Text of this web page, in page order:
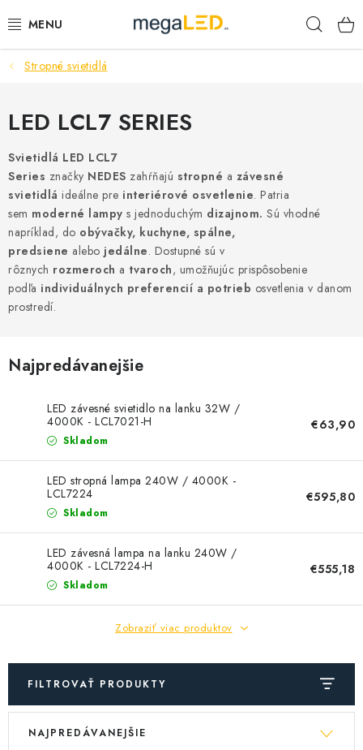
na
PRIEMYSEL
SVIETIDLÁ
ŽIAROVKY A TRUBICE
PRACOVNÉ SVIETIDLÁ
ELEKTROMATERIÁL
VENTILÁTORY
SOLÁRNE SYSTÉMY
SEZÓNNE VÝPREDAJE POĽNOPOTREBY
DOM A ZÁHRADA
OBCHODNÉ PODMIENKY
KONTAKTY
Reklamácie a formulár na odstúpenie od zmluvy
Stropné svietidlá
LED LCL7 SERIES
Svietidlá LED LCL7
Series značky NEDES zahŕňajú stropné a závesné
svietidlá ideálne pre interiérové osvetlenie. Patria
sem moderné lampy s jednoduchým dizajnom. Sú vhodné
napríklad, do obývačky, kuchyne, spálne,
predsiene alebo jedálne. Dostupné sú v
rôznych rozmeroch a tvaroch, umožňujúc prispôsobenie
podľa individuálnych preferencií a potrieb osvetlenia v danom
prostredí.
Najpredávanejšie
LED závesné svietidlo na lanku 32W /
4000K - LCL7021-H
Skladom
€63,90
LED stropná lampa 240W / 4000K -
LCL7224
Skladom
€595,80
LED závesná lampa na lanku 240W /
4000K - LCL7224-H
Skladom
€555,18
Zobraziť viac produktov
FILTROVAŤ PRODUKTY
V
R
NAJPREDÁVANEJŠIE